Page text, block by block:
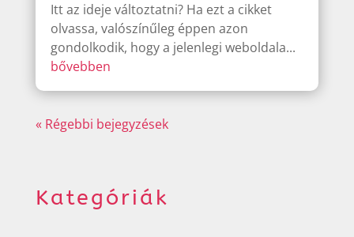
Itt az ideje változtatni? Ha ezt a cikket
olvassa, valószínűleg éppen azon
gondolkodik, hogy a jelenlegi weboldala...
bővebben
« Régebbi bejegyzések
Kategóriák